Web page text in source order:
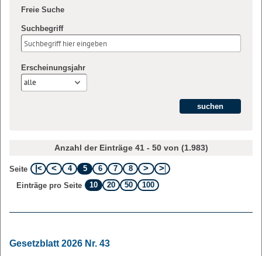
Freie Suche
Suchbegriff
Erscheinungsjahr
alle
Anzahl der Einträge 41 - 50 von (1.983)
Seite 4 5 6 7
8
Einträge pro Seite
10 20 50 100
Gesetzblatt 2026 Nr. 43